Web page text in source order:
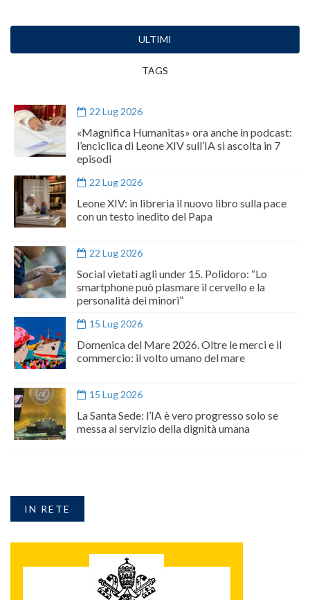
ULTIMI
TAGS
22 Lug 2026
«Magnifica Humanitas» ora anche in podcast:
l’enciclica di Leone XIV sull’IA si ascolta in 7
episodi
22 Lug 2026
Leone XIV: in libreria il nuovo libro sulla pace
con un testo inedito del Papa
22 Lug 2026
Social vietati agli under 15. Polidoro: “Lo
smartphone può plasmare il cervello e la
personalità dei minori”
15 Lug 2026
Domenica del Mare 2026. Oltre le merci e il
commercio: il volto umano del mare
15 Lug 2026
La Santa Sede: l’IA è vero progresso solo se
messa al servizio della dignità umana
IN RETE